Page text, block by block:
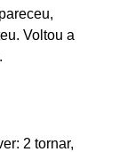
Voltou a
2 tornar,